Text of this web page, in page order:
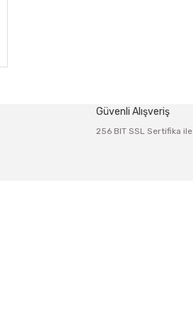
Güvenli Alışveriş
256 BIT SSL Sertifika ile